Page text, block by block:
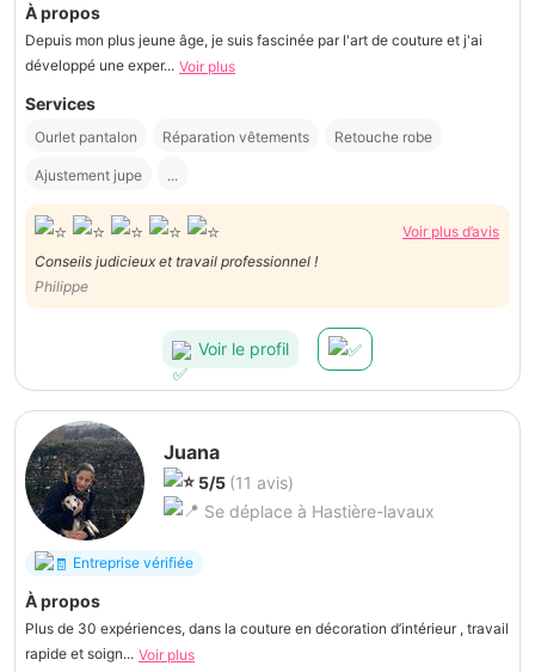
À propos
Depuis mon plus jeune âge, je suis fascinée par l'art de couture et j'ai
développé une exper... Voir plus
Services
Ourlet pantalon Réparation vêtements Retouche robe
Ajustement jupe ...
Voir plus d’avis
Conseils judicieux et travail professionnel !
Philippe
Voir le profil
Juana
5/5 (11 avis)
Se déplace à Hastière-lavaux
Entreprise vérifiée
À propos
Plus de 30 expériences, dans la couture en décoration d’intérieur , travail
rapide et soign... Voir plus